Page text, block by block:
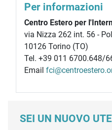
Per informazioni
Centro Estero per
via Nizza 262 int. 56 -
10126 Torino (TO)
Tel. +39 011 6700.648/
Email
SEI UN NUOVO